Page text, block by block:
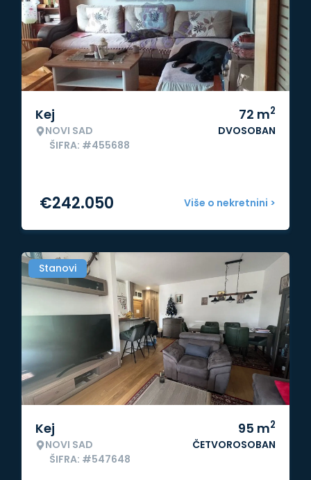
Kej
NOVI SAD
ŠIFRA: #455688
72 m2
DVOSOBAN
Više o nekretnini >
€242.050
Stanovi
Kej
NOVI SAD
ŠIFRA: #547648
95 m2
ČETVOROSOBAN